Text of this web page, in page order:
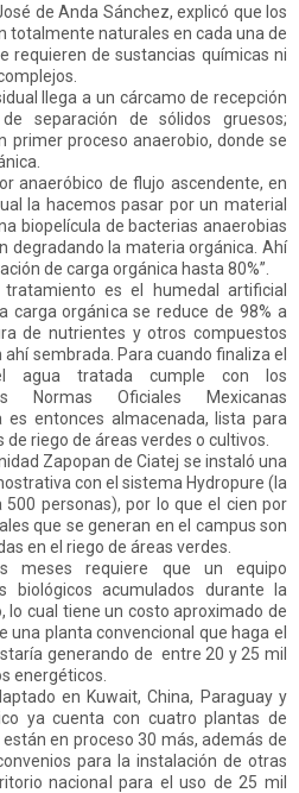
de Anda Sánchez, explicó que los
totalmente naturales en cada una de
requieren de sustancias químicas ni
llega a un cárcamo de recepción
separación de sólidos gruesos;
primer proceso anaerobio, donde se
anaeróbico de flujo ascendente, en
la hacemos pasar por un material
biopelícula de bacterias anaerobias
degradando la materia orgánica. Ahí
de carga orgánica hasta 80%”.
es el humedal artificial
carga orgánica se reduce de 98% a
de nutrientes y otros compuestos
sembrada. Para cuando finaliza el
agua tratada cumple con los
Normas Oficiales Mexicanas
es entonces almacenada, lista para
riego de áreas verdes o cultivos.
Zapopan de Ciatej se instaló una
con el sistema Hydropure (la
personas), por lo que el cien por
que se generan en el campus son
en el riego de áreas verdes.
meses requiere que un equipo
biológicos acumulados durante la
lo cual tiene un costo aproximado de
una planta convencional que haga el
generando de entre 20 y 25 mil
energéticos.
en Kuwait, China, Paraguay y
ya cuenta con cuatro plantas de
en proceso 30 más, además de
para la instalación de otras
nacional para el uso de 25 mil